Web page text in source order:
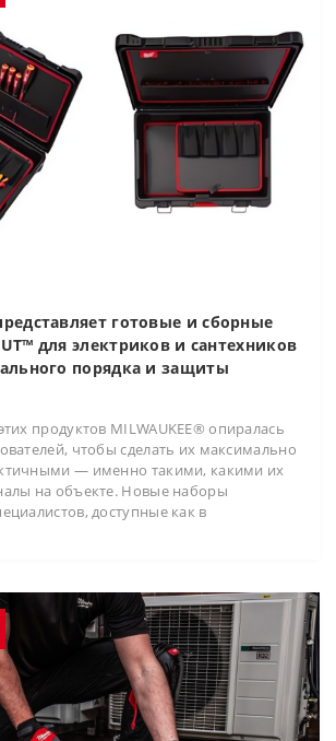
готовые и сборные
для электриков и сантехников
порядка и защиты
продуктов MILWAUKEE® опиралась
чтобы сделать их максимально
— именно такими, какими их
на объекте. Новые наборы
доступные как в